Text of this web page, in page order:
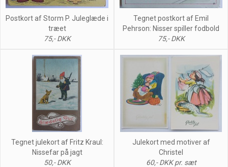
Postkort af Storm P. Juleglæde i
træet
75,- DKK
Tegnet postkort af Emil
Pehrson: Nisser spiller fodbold
75,- DKK
Tegnet julekort af Fritz Kraul:
Nissefar på jagt
50,- DKK
Julekort med motiver af
Christel
60,- DKK pr. sæt